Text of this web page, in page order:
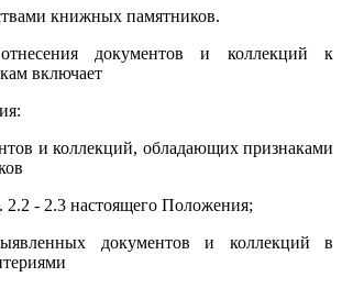
книжных памятников.
документов и коллекций к
включает
и коллекций, обладающих признаками
2.2 - 2.3 настоящего Положения;
документов и коллекций в